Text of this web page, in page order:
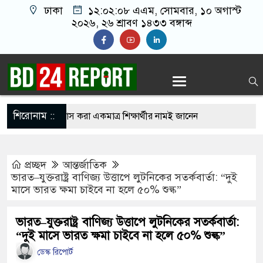
ঢাকা ১২:০২:০৯ এএম, সোমবার, ১০ অগাস্ট ২০২৬,
২৬ শ্রাবণ ১৪৩৩ বঙ্গাব্দ
শিরোনাম ::
পরীক্ষার্থী, পাস করা একমাত্র শিক্ষার্থীর নামই জানেন
ফ্যাসিবাদী সরকার, এখন পুনর্গঠনের পালা:
১৬ বাংলাদেশি নি’হ’ত, চুল কাটতে গিয়ে বেঁচে
প্রচ্ছদ
আন্তর্জাতিক
ভারত–যুক্তরাষ্ট্র বাণিজ্য উত্তাপে লুটনিকের সতর্কবার্তা: “দুই
মাসে ভারত ক্ষমা চাইবে না হলে ৫০% শুল্ক”
ভারত–যুক্তরাষ্ট্র বাণিজ্য উত্তাপে লুটনিকের সতর্কবার্তা:
“দুই মাসে ভারত ক্ষমা চাইবে না হলে ৫০% শুল্ক”
ডেস্ক রিপোর্ট